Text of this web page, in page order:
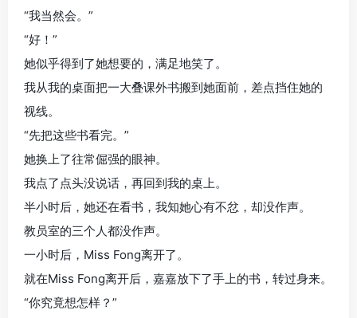
“我当然会。”
“好！”
她似乎得到了她想要的，满足地笑了。
我从我的桌面把一大叠课外书搬到她面前，差点挡住她的
视线。
“先把这些书看完。”
她换上了往常倔强的眼神。
我点了点头没说话，再回到我的桌上。
半小时后，她还在看书，我知她心有不忿，却没作声。
教员室的三个人都没作声。
一小时后，Miss Fong离开了。
就在Miss Fong离开后，嘉嘉放下了手上的书，转过身来。
“你究竟想怎样？”